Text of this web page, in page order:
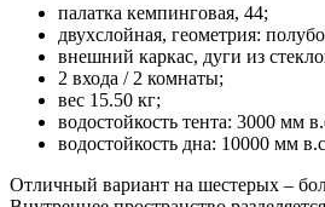
палатка кемпинговая, 44;
двухслойная, геометрия:
внешний каркас, дуги из
2 входа / 2 комнаты;
вес 15.50 кг;
водостойкость тента: 3000 мм
водостойкость дна: 10000 мм
Отличный вариант на шестерых –